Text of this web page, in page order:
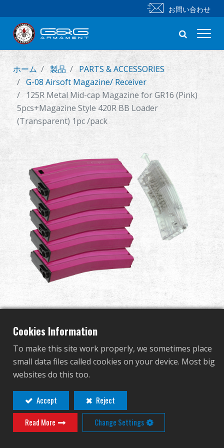
新製品
小銃
拳銃
BB 弾
射撃訓練シリーズ
グローバル販売
私たちについて
サインイン
繁體中文
Français 日本語
お問い合わせ
ホーム 製品
PARTS & ACCESSORIES
G-08 Airsoft Magazine/ Receiver
125R Metal Mid-cap Magazine for GR16 (Pink)
5pcs+Magazine Style 420R BB Loader
(Transparent) 1pc /pack
Magazine for GR16 (Pink)
5pcs+Magazine Style 420R
BB Loader (Transparent)
1pc /pack
G-08-157-1
Cookies Information
To make this site work properly, we sometimes place
small data files called cookies on your device. Most big
websites do this too.
Accept
Reject
Read More
Change Settings